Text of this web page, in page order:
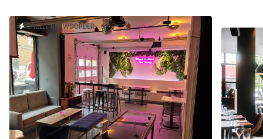
Concierge
Dakterras
Elektriciteit
Grote entree
Industrieel
Kantoorbenodigdheden
SNELLE ANTWOORDER